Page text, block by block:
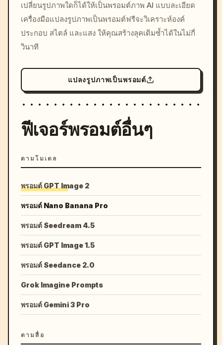
c, cyberpunk sunset, neon
colors, 8k --v 6.0
เปลี่ยนรูปภาพใดก็ได้ให้เป็นพรอมต์ภาพ AI แบบละเอียด
เครื่องมือแปลงรูปภาพเป็นพรอมต์ฟรีจะวิเคราะห์องค์
ประกอบ สไตล์ และแสง ให้คุณสร้างลุคเดิมซ้ำได้ในไม่กี่
วินาที
แปลงรูปภาพเป็นพรอมต์
ฟีเจอร์พรอมต์อื่นๆ
ตามโมเดล
พรอมต์ GPT Image 2
พรอมต์ Nano Banana Pro
พรอมต์ Seedream 4.5
พรอมต์ GPT Image 1.5
พรอมต์ Seedance 2.0
Grok Imagine Prompts
พรอมต์ Gemini 3 Pro
ตามสื่อ